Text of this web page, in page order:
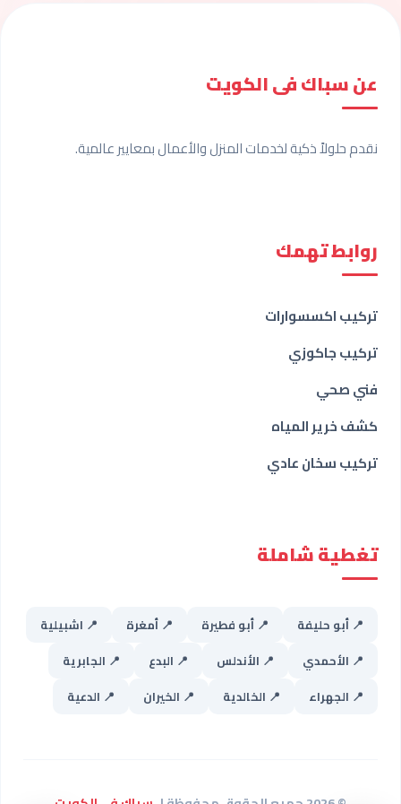
عن سباك فى الكويت
نقدم حلولاً ذكية لخدمات المنزل والأعمال بمعايير عالمية.
روابط تهمك
تركيب اكسسوارات
تركيب جاكوزي
فني صحي
كشف خرير المياه
تركيب سخان عادي
تغطية شاملة
📍 أبو حليفة 📍 أبو فطيرة 📍 أمغرة
📍 اشبيلية
📍 الأحمدي
📍 الأندلس 📍 البدع
📍 الجابرية
📍 الجهراء
📍 الخالدية 📍 الخيران 📍 الدعية